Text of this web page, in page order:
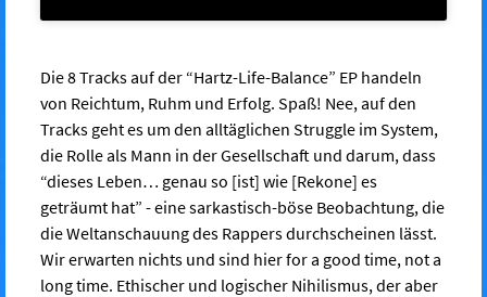
Die 8 Tracks auf der “Hartz-Life-Balance” EP handeln
von Reichtum, Ruhm und Erfolg. Spaß! Nee, auf den
Tracks geht es um den alltäglichen Struggle im System,
die Rolle als Mann in der Gesellschaft und darum, dass
“dieses Leben… genau so [ist] wie [Rekone] es
geträumt hat” - eine sarkastisch-böse Beobachtung, die
die Weltanschauung des Rappers durchscheinen lässt.
Wir erwarten nichts und sind hier for a good time, not a
long time. Ethischer und logischer Nihilismus, der aber